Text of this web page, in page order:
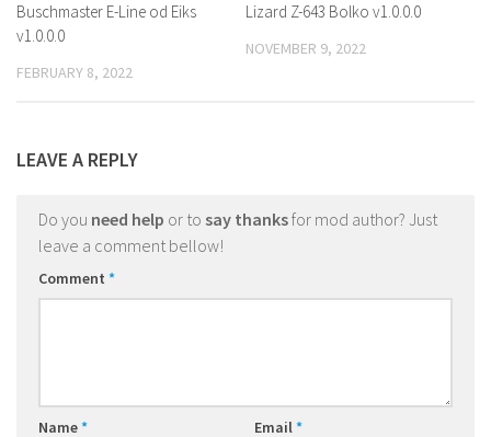
Buschmaster E-Line od Eiks
v1.0.0.0
FEBRUARY 8, 2022
Lizard Z-643 Bolko v1.0.0.0
NOVEMBER 9, 2022
LEAVE A REPLY
Do you need help or to say thanksfor mod author? Just
leave a comment bellow!
Comment *
Name* Email*